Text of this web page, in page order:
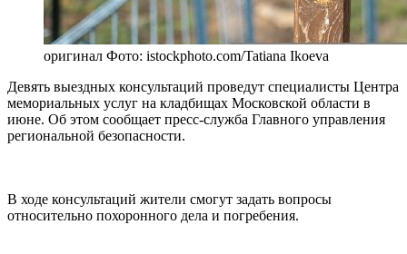
оригинал Фото: istockphoto.com/Tatiana Ikoeva
Девять выездных консультаций проведут специалисты Центра
мемориальных услуг на кладбищах Московской области в
июне. Об этом сообщает пресс-служба Главного управления
региональной безопасности.
В ходе консультаций жители смогут задать вопросы
относительно похоронного дела и погребения.